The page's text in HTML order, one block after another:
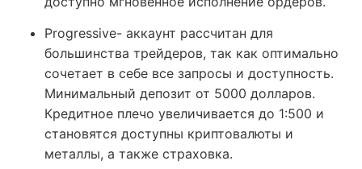
Progressive- аккаунт рассчитан для
большинства трейдеров, так как оптимально
сочетает в себе все запросы и доступность.
Минимальный депозит от 5000 долларов.
Кредитное плечо увеличивается до 1:500 и
становятся доступны криптовалюты и
металлы, а также страховка.